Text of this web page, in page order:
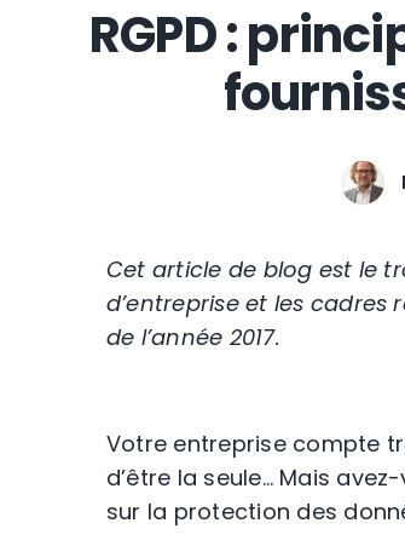
RGPD :
Cet article de blog est le
d’entreprise et les cadres
de l’année 2017.
Votre entreprise compte
d’être la seule… Mais
sur la protection des